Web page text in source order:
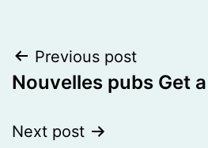
Post
navigation
Previous post
Nouvelles pubs Get
Next post